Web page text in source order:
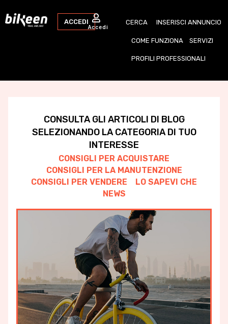
ACCEDI
Accedi
CERCA INSERISCI ANNUNCIO
COME FUNZIONA SERVIZI
PROFILI PROFESSIONALI
CONSULTA GLI ARTICOLI DI BLOG
SELEZIONANDO LA CATEGORIA DI TUO
INTERESSE
CONSIGLI PER ACQUISTARE
CONSIGLI PER LA MANUTENZIONE
CONSIGLI PER VENDERE
LO SAPEVI CHE
NEWS